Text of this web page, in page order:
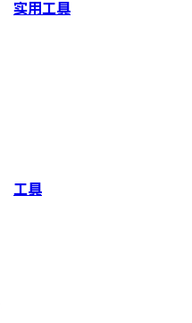
实用工具
工具